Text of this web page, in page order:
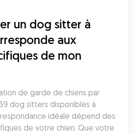
un dog sitter à
aux
de mon
de garde de chiens par
dog sitters disponibles à
idéale dépend des
de votre chien. Que votre